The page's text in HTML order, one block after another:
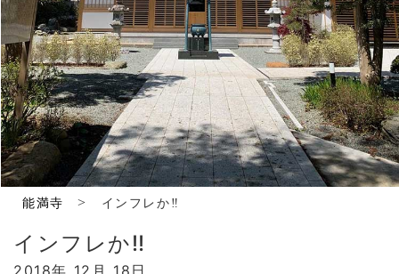
能満寺 > インフレか‼️
インフレか‼️
2018年 12月 18日